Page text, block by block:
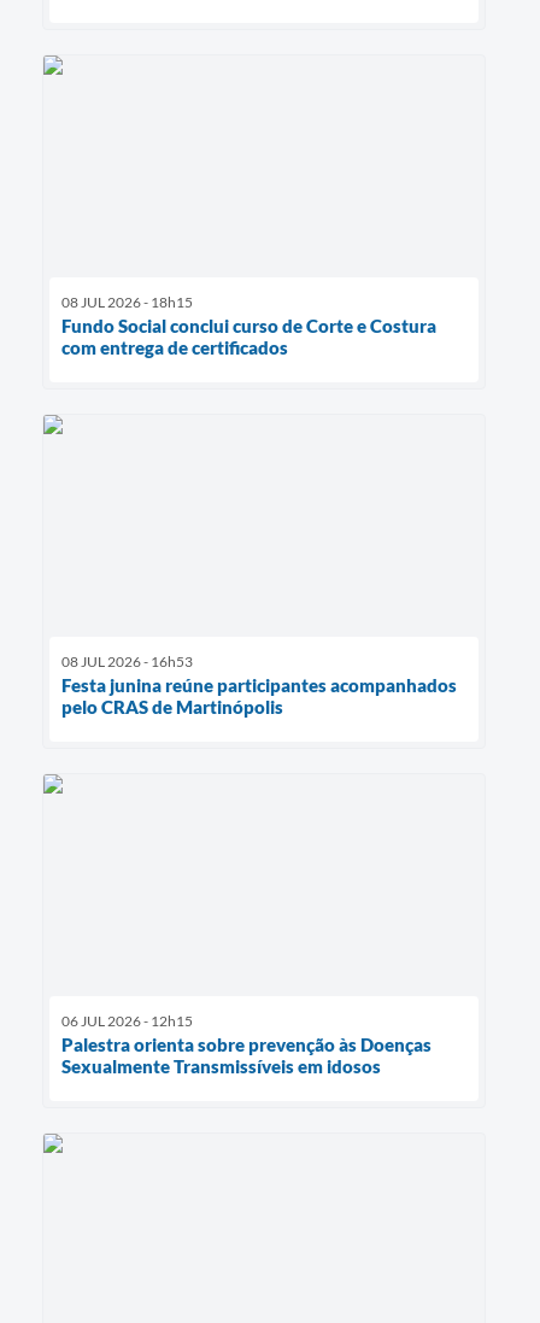
08 JUL 2026 - 18h15
Fundo Social conclui curso de Corte e Costura
com entrega de certificados
08 JUL 2026 - 16h53
Festa junina reúne participantes acompanhados
pelo CRAS de Martinópolis
06 JUL 2026 - 12h15
Palestra orienta sobre prevenção às Doenças
Sexualmente Transmissíveis em idosos